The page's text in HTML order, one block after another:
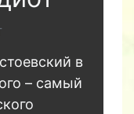
в
– самый